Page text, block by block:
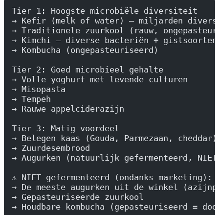
Tier 1: Hoogste microbiële diversiteit
→ Kefir (melk of water) — miljarden diverse
→ Traditionele zuurkool (rauw,
→ Kimchi — diverse bacteriën + gistsoorten
→ Kombucha (ongepasteuriseerd)
Tier 2: Goed microbieel gehalte
→ Volle yoghurt met levende culturen
→ Misopasta
→ Tempeh
→ Rauwe appelciderazijn
Tier 3: Matig voordeel
→ Belegen kaas (Gouda, Parmezaan, cheddar)
→ Zuurdesembrood
→ Augurken (natuurlijk gefermenteerd,
⚠️ NIET gefermenteerd (ondanks marketing):
→ De meeste augurken uit de winkel
→ Gepasteuriseerde zuurkool
→ Houdbare kombucha (gepasteuriseerd =